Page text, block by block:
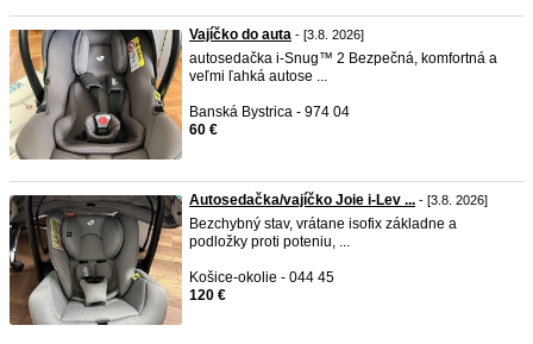
Vajíčko do auta - [3.8. 2026]
autosedačka i-Snug™ 2 Bezpečná, komfortná a
veľmi ľahká autose ...
Banská Bystrica - 974 04
60 €
Autosedačka/vajíčko Joie i-Lev ... - [3.8. 2026]
Bezchybný stav, vrátane isofix základne a
podložky proti poteniu, ...
Košice-okolie - 044 45
120 €